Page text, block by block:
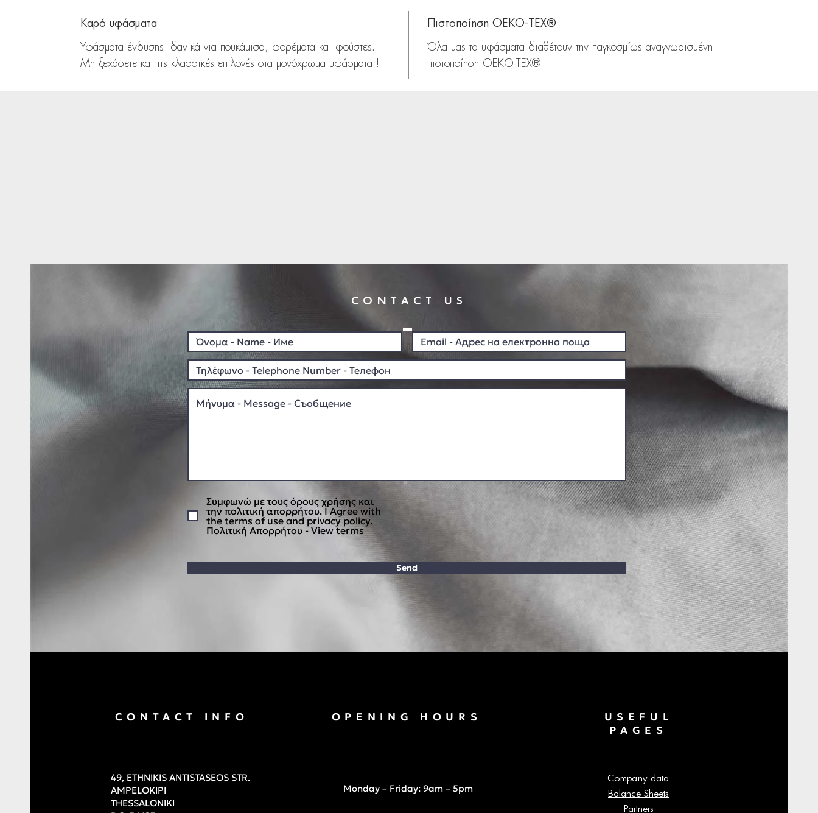
Καρό υφάσματα
Υφάσματα ένδυσης ιδανικά για πουκάμισα, φορέματα και φούστες.
Μη ξεχάσετε και τις κλασσικές επιλογές στα μονόχρωμα υφάσματα !
Πιστοποίηση OEKO-TEX®
Όλα μας τα υφάσματα διαθέτουν την παγκοσμίως αναγνωρισμένη
πιστοποίηση OEKO-TEX®
CONTACT US
Συμφωνώ με τους όρους χρήσης και
την πολιτική απορρήτου. I Agree with
the terms of use and privacy policy.
Πολιτική Απορρήτου - View terms
Send
CONTACT INFO
49, ETHNIKIS ANTISTASEOS STR.
AMPELOKIPI
THESSALONIKI
OPENING HOURS
Monday – Friday: 9am – 5pm
USEFUL
PAGES
Company data
Balance Sheets
Partners